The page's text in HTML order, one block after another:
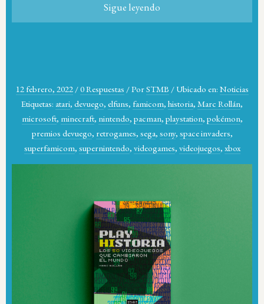
Sigue leyendo
12 febrero, 2022 /0 Respuestas /PorSTMB / Ubicado en: Noticias
Etiquetas: atari, devuego, elfuns, famicom, historia, Marc Rollán,
microsoft, minecraft, nintendo, pacman, playstation, pokémon,
premios devuego, retrogames, sega, sony, space invaders,
superfamicom, supernintendo, videogames, videojuegos, xbox